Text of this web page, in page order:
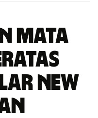
mata
New